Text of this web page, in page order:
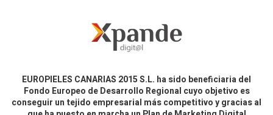
EUROPIELES CANARIAS 2015 S.L. ha sido beneficiaria del
Fondo Europeo de Desarrollo Regional cuyo objetivo es
conseguir un tejido empresarial más competitivo y gracias al